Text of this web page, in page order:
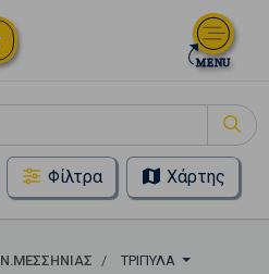
Φίλτρα Χάρτης
Ν.ΜΕΣΣΗΝΙΑΣ
ΤΡΙΠΥΛΑ